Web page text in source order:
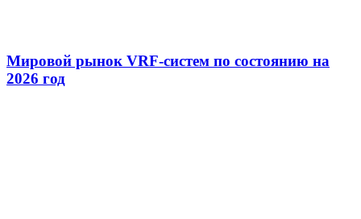
Мировой рынок VRF-систем по состоянию на
2026 год